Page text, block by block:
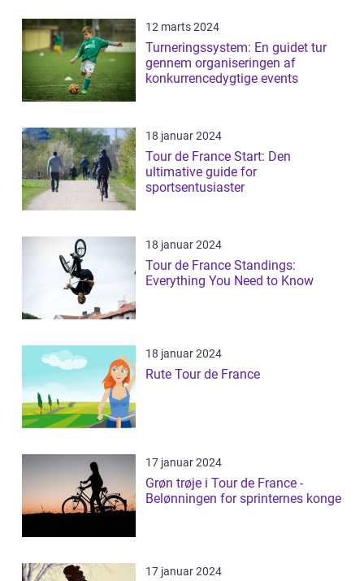
12 marts 2024
Turneringssystem: En guidet tur
gennem organiseringen af
konkurrencedygtige events
18 januar 2024
Tour de France Start: Den
ultimative guide for
sportsentusiaster
18 januar 2024
Tour de France Standings:
Everything You Need to Know
18 januar 2024
Rute Tour de France
17 januar 2024
Grøn trøje i Tour de France -
Belønningen for sprinternes konge
17 januar 2024